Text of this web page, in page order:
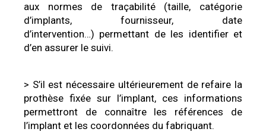
aux normes de traçabilité (taille, catégorie
d’implants, fournisseur, date
d’intervention…) permettant de les identifier et
d’en assurer le suivi.
> S’il est nécessaire ultérieurement de refaire la
prothèse fixée sur l’implant, ces informations
permettront de connaître les références de
l’implant et les coordonnées du fabriquant.